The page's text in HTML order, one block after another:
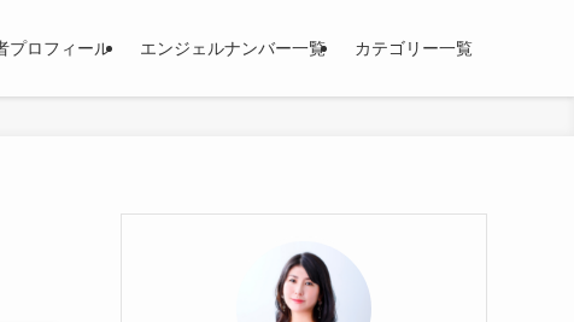
プロフィール エンジェルナンバー一覧 カテゴリー一覧